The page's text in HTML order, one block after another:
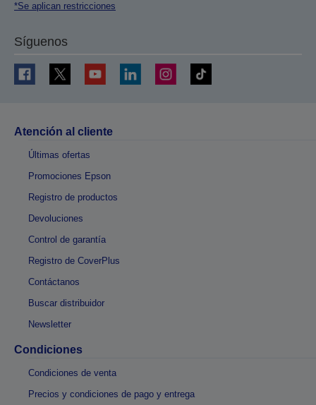
*Se aplican restricciones
Síguenos
Atención al cliente
Últimas ofertas
Promociones Epson
Registro de productos
Devoluciones
Control de garantía
Registro de CoverPlus
Contáctanos
Buscar distribuidor
Newsletter
Condiciones
Condiciones de venta
Precios y condiciones de pago y entrega